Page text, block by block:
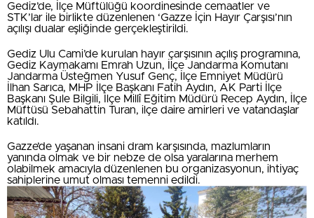
Gediz’de, İlçe Müftülüğü koordinesinde cemaatler ve
STK’lar ile birlikte düzenlenen ‘Gazze İçin Hayır Çarşısı’nın
açılışı dualar eşliğinde gerçekleştirildi.
Gediz Ulu Cami’de kurulan hayır çarşısının açılış programına,
Gediz Kaymakamı Emrah Uzun, İlçe Jandarma Komutanı
Jandarma Üsteğmen Yusuf Genç, İlçe Emniyet Müdürü
İlhan Sarıca, MHP İlçe Başkanı Fatih Aydın, AK Parti İlçe
Başkanı Şule Bilgili, İlçe Millî Eğitim Müdürü Recep Aydın, İlçe
Müftüsü Sebahattin Turan, ilçe daire amirleri ve vatandaşlar
katıldı.
Gazze’de yaşanan insani dram karşısında, mazlumların
yanında olmak ve bir nebze de olsa yaralarına merhem
olabilmek amacıyla düzenlenen bu organizasyonun, ihtiyaç
sahiplerine umut olması temenni edildi.